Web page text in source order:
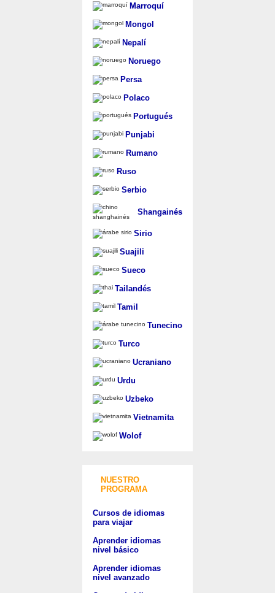
Marroquí
Mongol
Nepalí
Noruego
Persa
Polaco
Portugués
Punjabi
Rumano
Ruso
Serbio
Shangainés
Sirio
Suajili
Sueco
Tailandés
Tamil
Tunecino
Turco
Ucraniano
Urdu
Uzbeko
Vietnamita
Wolof
NUESTRO
PROGRAMA
Cursos de idiomas
para viajar
Aprender idiomas
nivel básico
Aprender idiomas
nivel avanzado